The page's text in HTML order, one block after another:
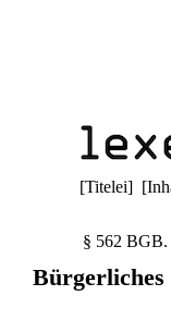
[Titelei] [
§ 562 BGB.
Bürgerliches